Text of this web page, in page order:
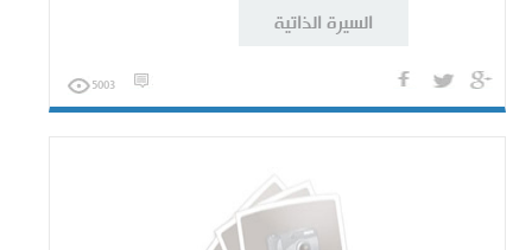
السيرة الذاتية
5003